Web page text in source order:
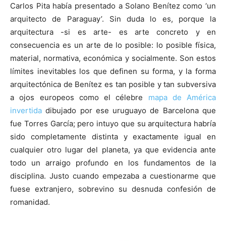
Carlos Pita había presentado a Solano Benítez como ‘un
arquitecto de Paraguay’. Sin duda lo es, porque la
arquitectura -si es arte- es arte concreto y en
consecuencia es un arte de lo posible: lo posible física,
material, normativa, económica y socialmente. Son estos
límites inevitables los que definen su forma, y la forma
arquitectónica de Benítez es tan posible y tan subversiva
a ojos europeos como el célebre mapa de América
invertida dibujado por ese uruguayo de Barcelona que
fue Torres García; pero intuyo que su arquitectura habría
sido completamente distinta y exactamente igual en
cualquier otro lugar del planeta, ya que evidencia ante
todo un arraigo profundo en los fundamentos de la
disciplina. Justo cuando empezaba a cuestionarme que
fuese extranjero, sobrevino su desnuda confesión de
romanidad.